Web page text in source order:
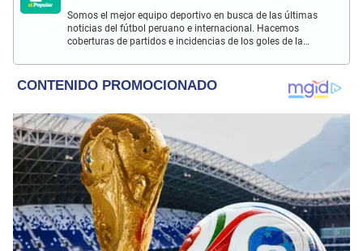
Somos el mejor equipo deportivo en busca de las últimas
noticias del fútbol peruano e internacional. Hacemos
coberturas de partidos e incidencias de los goles de la
eventos deportivos.